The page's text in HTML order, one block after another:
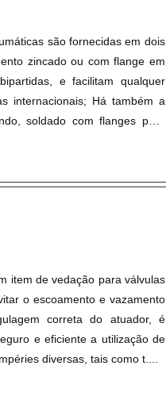
são fornecidas em dois
zincado ou com flange em
e facilitam qualquer
internacionais; Há também a
soldado com flanges para
item de vedação para válvulas
o escoamento e vazamento
correta do atuador, é
e eficiente a utilização de
diversas, tais como t....